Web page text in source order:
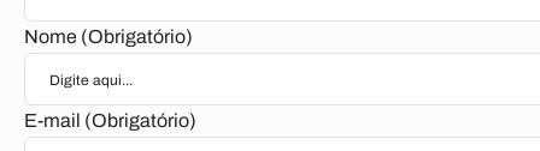
Nome (Obrigatório)
E-mail (Obrigatório)